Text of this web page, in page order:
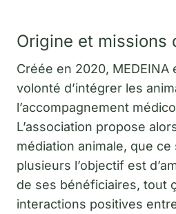
Origine et missions
Créée en 2020, MEDEINA
volonté d’intégrer les
l’accompagnement
L’association propose
médiation animale, que ce
plusieurs l’objectif est
de ses bénéficiaires, tout
interactions positives